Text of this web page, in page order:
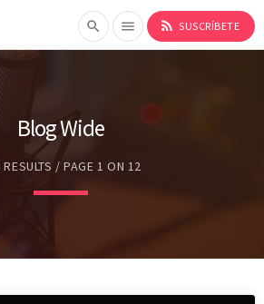
search menu rss_feed SUSCRÍBETE
Blog Wide
/ PAGE 1 ON 12